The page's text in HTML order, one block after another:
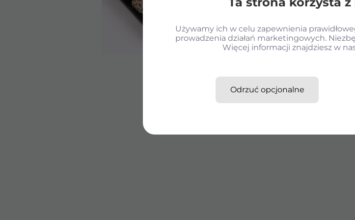
Używamy ich w celu zapewnienia
prowadzenia działań marketingowych.
Więcej informacji znajdziesz w
Odrzuć opcjonalne